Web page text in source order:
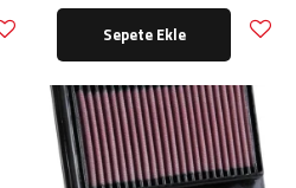
Sepete Ekle